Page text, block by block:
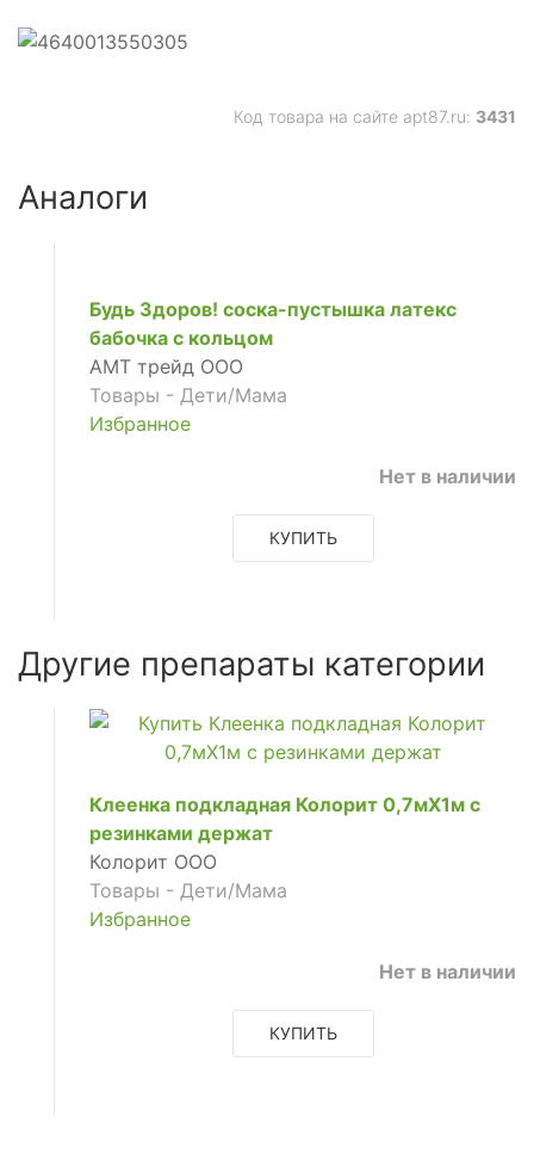
Код товара на сайте apt87.ru: 3431
Аналоги
Будь Здоров! соска-пустышка латекс
бабочка с кольцом
АМТ трейд ООО
Товары - Дети/Мама
Избранное
Нет в наличии
КУПИТЬ
Другие препараты категории
Клеенка подкладная Колорит 0,7мX1м с
резинками держат
Колорит ООО
Товары - Дети/Мама
Избранное
Нет в наличии
КУПИТЬ